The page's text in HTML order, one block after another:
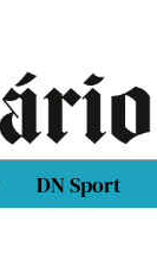
DN Sport